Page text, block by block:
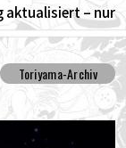
aktualisiert – nur
Toriyama-Archiv